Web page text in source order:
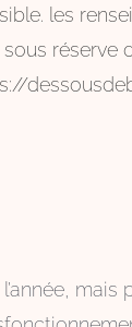
les
réserve
mais